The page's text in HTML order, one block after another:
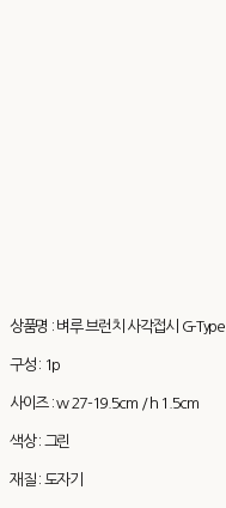
상품명 : 벼루 브런치 사각접시 G-Type
구성 : 1p
사이즈 : w 27-19.5cm / h 1.5cm
색상 : 그린
재질 : 도자기